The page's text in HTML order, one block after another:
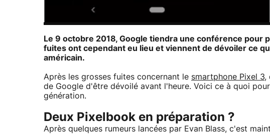
Le 9 octobre 2018, Google tiendra une conférence pour
fuites ont cependant eu lieu et viennent de dévoiler ce
américain.
Après les grosses fuites concernant le smartphone Pixel 3,
de Google d'être dévoilé avant l'heure. Voici ce à quoi
génération.
Deux Pixelbook en préparation ?
Après quelques rumeurs lancées par Evan Blass, c'est